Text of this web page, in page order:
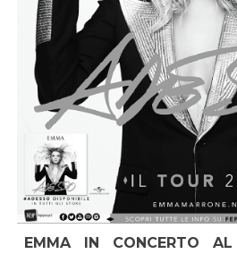
EMMA IN CONCERTO